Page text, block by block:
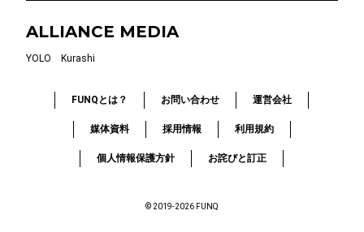
ALLIANCE MEDIA
YOLO Kurashi
FUNQとは？ お問い合わせ 運営会社
媒体資料 採用情報 利用規約
個人情報保護方針 お詫びと訂正
© 2019-2026 FUNQ